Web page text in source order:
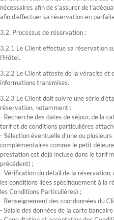
nécessaires afin de s’assurer de
afin d’effectuer sa réservation en
3.2. Processus de réservation :
3.2.1 Le Client effectue sa réservation
l’Hôtel.
3.2.2 Le Client atteste de la véracité et
informations transmises.
3.2.3 Le Client doit suivre une série
réservation, notamment :
- Recherche des dates de séjour, de la
tarif et de conditions particulières
- Sélection éventuelle d’une ou
complémentaires comme le petit
prestation est déjà incluse dans le tarif
précédent) ;
- Vérification du détail de la
les conditions liées spécifiquement à la
les Conditions Particulières) ;
- Renseignement des coordonnées du
- Saisie des données de la carte